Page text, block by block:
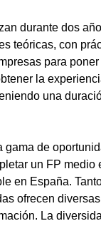
durante dos
teóricas, con
para
la
una
gama de
un FP medio
en España.
ofrecen
La